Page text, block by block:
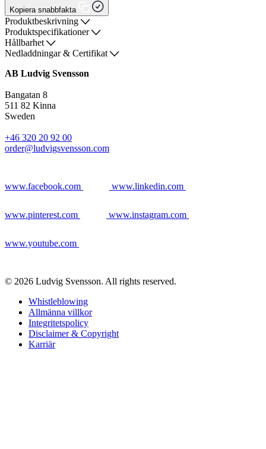
Kopiera snabbfakta
Produktbeskrivning
Produktspecifikationer
Hållbarhet
Nedladdningar & Certifikat
AB Ludvig Svensson
Bangatan 8
511 82 Kinna
Sweden
+46 320 20 92 00
order@ludvigsvensson.com
www.facebook.com www.linkedin.com
www.pinterest.com www.instagram.com
www.youtube.com
© 2026 Ludvig Svensson. All rights reserved.
Whistleblowing
Allmänna villkor
Integritetspolicy
Disclaimer & Copyright
Karriär